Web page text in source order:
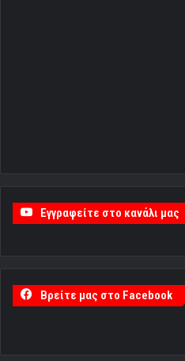
Εγγραφείτε στο κανάλι μας
Βρείτε μας στο Facebook